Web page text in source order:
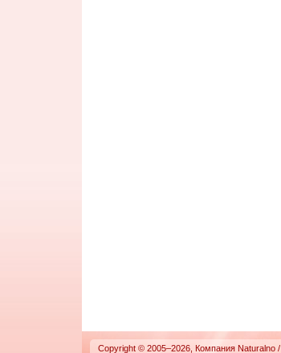
Copyright © 2005–2026, Компания Naturalno /